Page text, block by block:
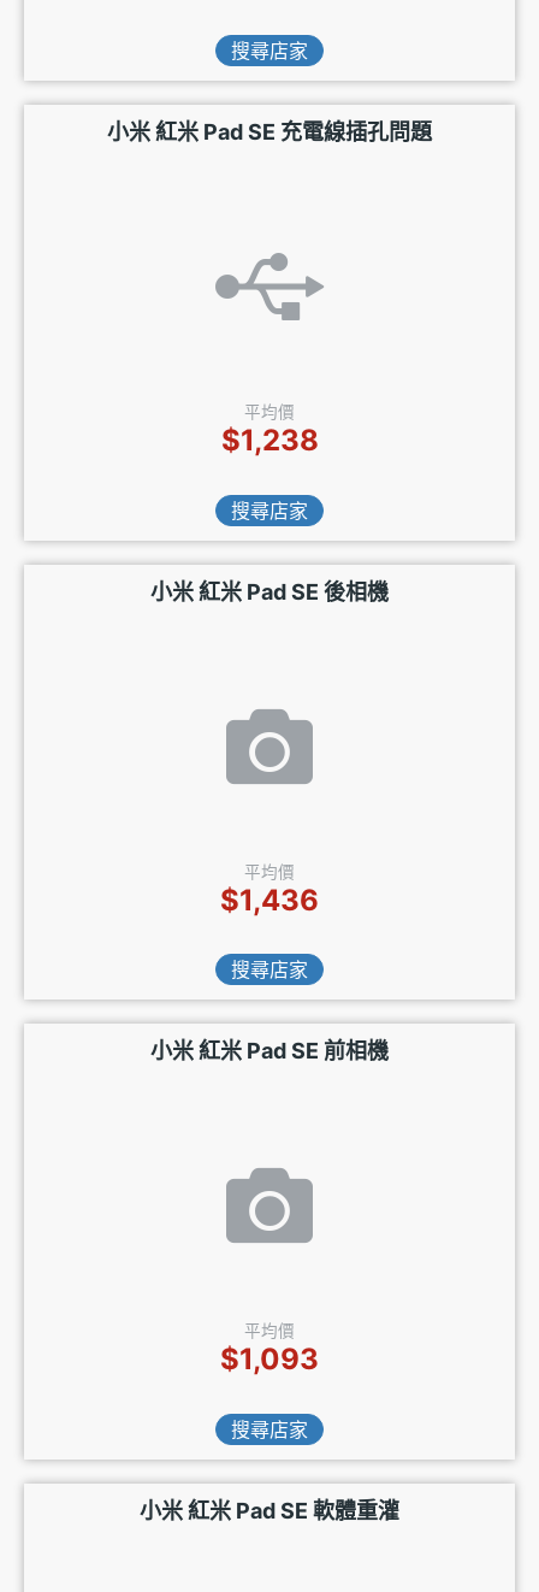
搜尋店家
小米 紅米 Pad SE 充電線插孔問題
平均價
$1,238
搜尋店家
小米 紅米 Pad SE 後相機
平均價
$1,436
搜尋店家
小米 紅米 Pad SE 前相機
平均價
$1,093
搜尋店家
小米 紅米 Pad SE 軟體重灌